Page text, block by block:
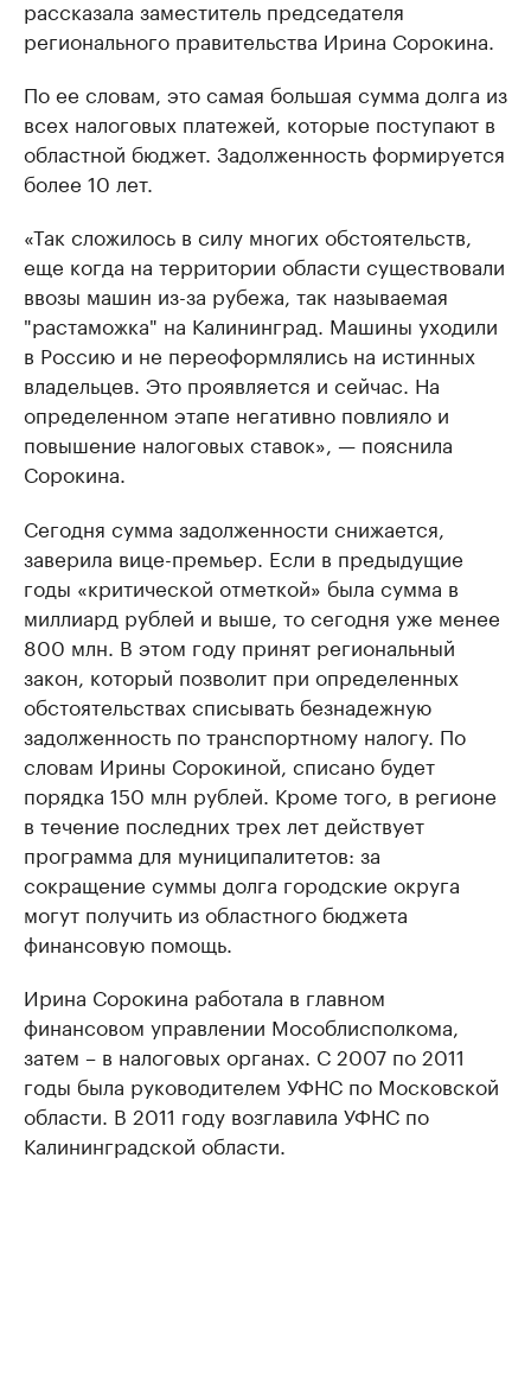
рассказала заместитель председателя
регионального правительства Ирина Сорокина.
По ее словам, это самая большая сумма долга из
всех налоговых платежей, которые поступают в
областной бюджет. Задолженность формируется
более 10 лет.
«Так сложилось в силу многих обстоятельств,
еще когда на территории области существовали
ввозы машин из-за рубежа, так называемая
"растаможка" на Калининград. Машины уходили
в Россию и не переоформлялись на истинных
владельцев. Это проявляется и сейчас. На
определенном этапе негативно повлияло и
повышение налоговых ставок», — пояснила
Сорокина.
Сегодня сумма задолженности снижается,
заверила вице-премьер. Если в предыдущие
годы «критической отметкой» была сумма в
миллиард рублей и выше, то сегодня уже менее
800 млн. В этом году принят региональный
закон, который позволит при определенных
обстоятельствах списывать безнадежную
задолженность по транспортному налогу. По
словам Ирины Сорокиной, списано будет
порядка 150 млн рублей. Кроме того, в регионе
в течение последних трех лет действует
программа для муниципалитетов: за
сокращение суммы долга городские округа
могут получить из областного бюджета
финансовую помощь.
Ирина Сорокина работала в главном
финансовом управлении Мособлисполкома,
затем – в налоговых органах. С 2007 по 2011
годы была руководителем УФНС по Московской
области. В 2011 году возглавила УФНС по
Калининградской области.